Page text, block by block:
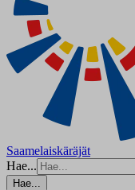
Saamelaiskäräjät
Hae...
Hae...